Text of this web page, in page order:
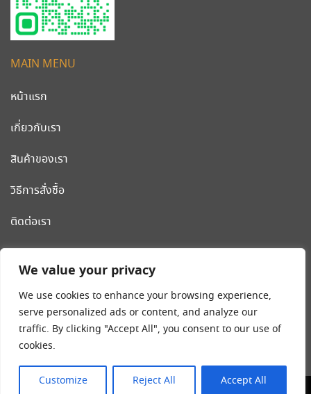
We value your privacy
We use cookies to enhance your browsing experience,
serve personalized ads or content, and analyze our
traffic. By clicking "Accept All", you consent to our use of
cookies.
Customize Reject All Accept All
โรงงานผลิต รถเข็นสแตนเลส รถเข็นโรงแรม เครื่องมือและอุปกรณ์
ทำความสะอาด น้ำยาทำความสะอาด
Tel:02-018-4540-8
มือถือ089-203-2546
MAIN MENU
หน้าแรก
เกี่ยวกับเรา
สินค้าของเรา
วิธีการสั่งซื้อ
ติดต่อเรา